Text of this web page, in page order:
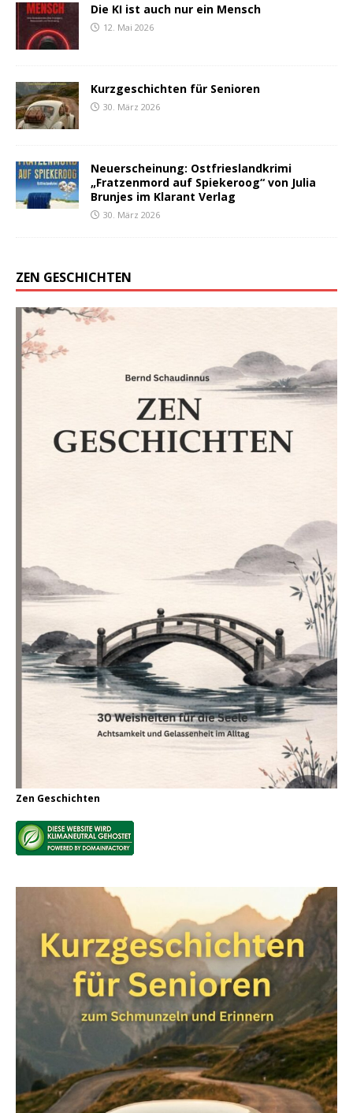
Die KI ist auch nur ein Mensch
12. Mai 2026
Kurzgeschichten für Senioren
30. März 2026
Neuerscheinung: Ostfrieslandkrimi
„Fratzenmord auf Spiekeroog“ von Julia
Brunjes im Klarant Verlag
30. März 2026
ZEN GESCHICHTEN
Zen Geschichten